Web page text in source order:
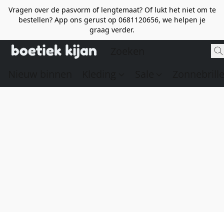
Vragen over de pasvorm of lengtemaat? Of lukt het niet om te
bestellen? App ons gerust op 0681120656, we helpen je
graag verder.